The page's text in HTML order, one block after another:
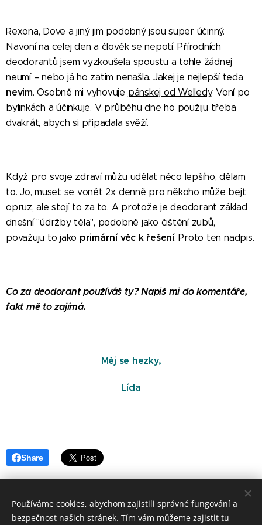
Rexona, Dove a jiný jim podobný jsou super účinný.
Navoní na celej den a člověk se nepotí. Přírodních
deodorantů jsem vyzkoušela spoustu a tohle žádnej
neumí – nebo já ho zatim nenašla. Jakej je nejlepší teda
nevim. Osobně mi vyhovuje pánskej od Welledy. Voní po
bylinkách a účinkuje. V průběhu dne ho použiju třeba
dvakrát, abych si připadala svěží.
Když pro svoje zdraví můžu udělat něco lepšího, dělam
to. Jo, muset se vonět 2x denně pro někoho může bejt
opruz, ale stojí to za to. A protože je deodorant základ
dnešní "údržby těla", podobně jako čištění zubů,
považuju to jako primární věc k řešení. Proto ten nadpis.
Co za deodorant používáš ty? Napiš mi do komentáře,
fakt mě to zajímá.
Měj se hezky,
Lída
Share
Používáme cookies, abychom zajistili správné fungování a
bezpečnost našich stránek. Tím vám můžeme zajistit tu